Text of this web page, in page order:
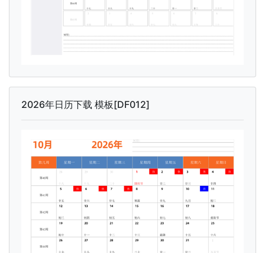
2026年日历下载 模板[DF012]